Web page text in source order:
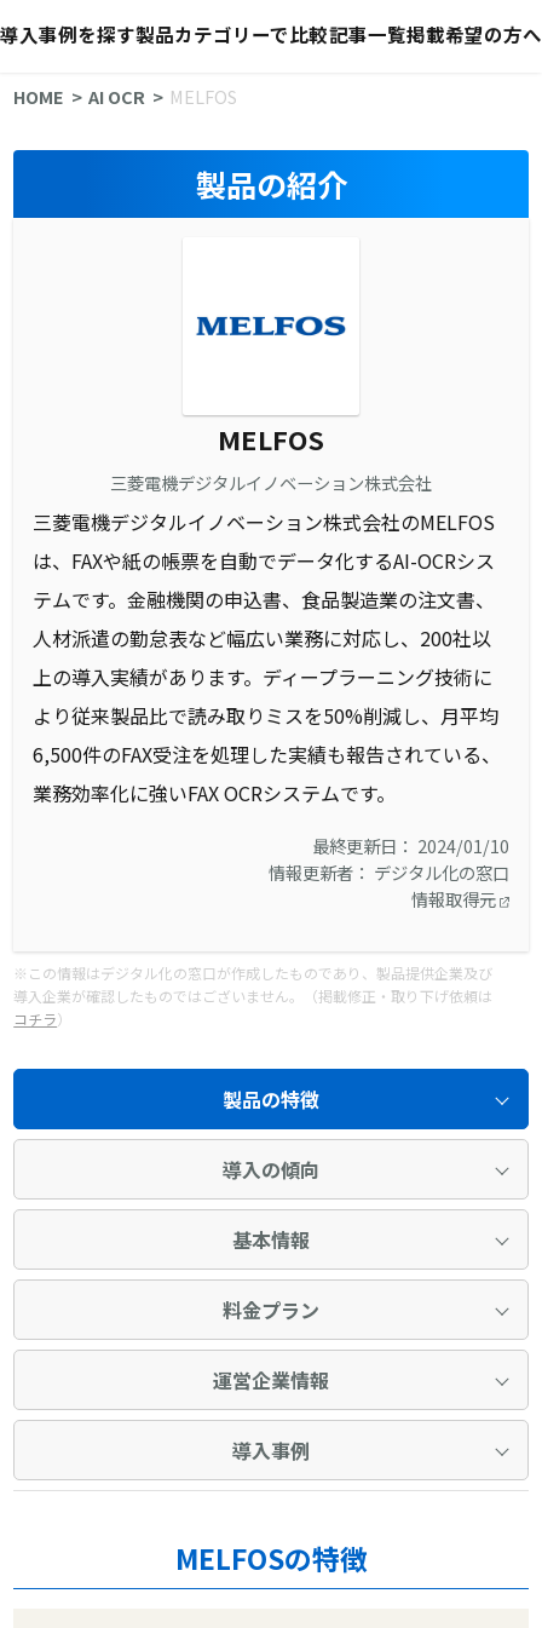
導入事例を探す製品カテゴリーで比較記事一覧掲載希望の方へ
HOME AI OCR MELFOS
製品の紹介
MELFOS
三菱電機デジタルイノベーション株式会社
三菱電機デジタルイノベーション株式会社のMELFOS
は、FAXや紙の帳票を自動でデータ化するAI-OCRシス
テムです。金融機関の申込書、食品製造業の注文書、
人材派遣の勤怠表など幅広い業務に対応し、200社以
上の導入実績があります。ディープラーニング技術に
より従来製品比で読み取りミスを50%削減し、月平均
6,500件のFAX受注を処理した実績も報告されている、
業務効率化に強いFAX OCRシステムです。
最終更新日： 2024/01/10
情報更新者： デジタル化の窓口
情報取得元
※この情報はデジタル化の窓口が作成したものであり、製品提供企業及び
導入企業が確認したものではございません。（掲載修正・取り下げ依頼は
コチラ）
製品の特徴
導入の傾向
基本情報
料金プラン
運営企業情報
導入事例
MELFOSの特徴